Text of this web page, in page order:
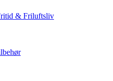
& Friluftsliv